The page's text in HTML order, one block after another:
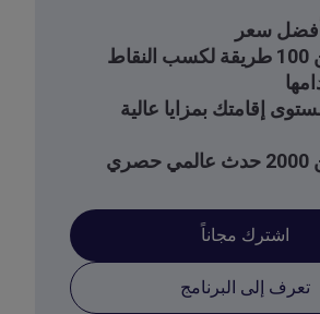
سعر
أكثر من 100 طريقة لكسب النقاط
إقامتك بمزايا عالية
اشترك مجاناً
تعرف إلى البرنامج